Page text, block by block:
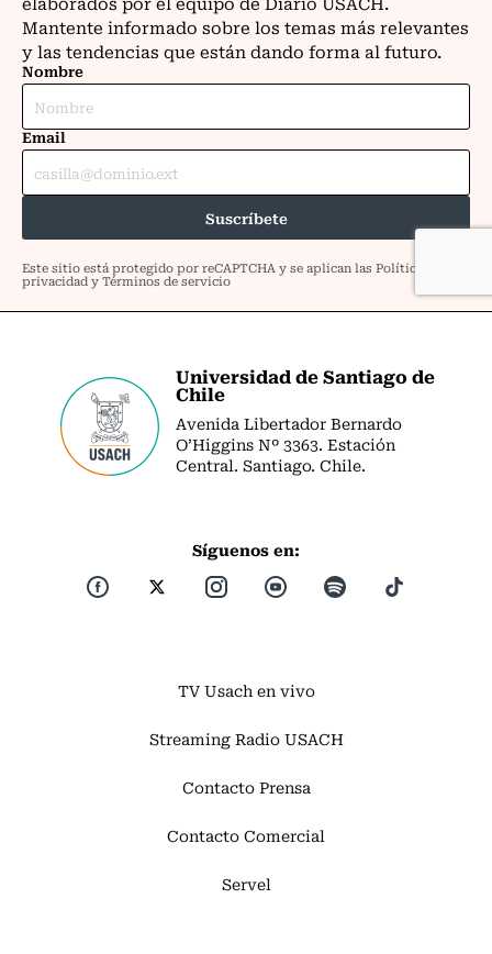
Universidad de Santiago de
Chile
Avenida Libertador Bernardo
O’Higgins Nº 3363. Estación
Central. Santiago. Chile.
Síguenos en:
TV Usach en vivo
Streaming Radio USACH
Contacto Prensa
Contacto Comercial
Servel